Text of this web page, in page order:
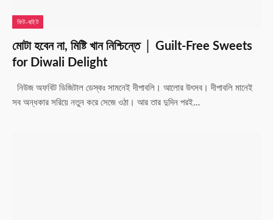
ফিট-বাইট
মোটা হবেন না, মিষ্টি খান নিশ্চিন্তে │ Guilt-Free Sweets
for Diwali Delight
নিউজ অফবিট ডিজিটাল ডেস্কঃ সামনেই দীপাবলি। আলোর উৎসব। দীপাবলি মানেই
সব অন্ধকার সরিয়ে নতুন করে সেজে ওঠা। আর তার দুদিন পরই…